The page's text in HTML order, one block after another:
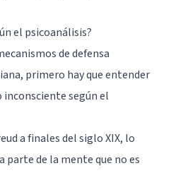
el psicoanálisis?
de defensa
primero hay que entender
inconsciente según el
a finales del siglo XIX, lo
parte de la mente que no es